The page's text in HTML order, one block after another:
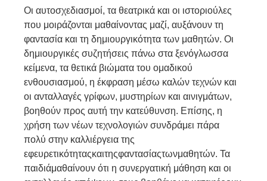
Οι αυτοσχεδιασμοί, τα θεατρικά και οι ιστοριούλες
που μοιράζονται μαθαίνοντας μαζί, αυξάνουν τη
φαντασία και τη δημιουργικότητα των μαθητών. Οι
δημιουργικές συζητήσεις πάνω στα ξενόγλωσσα
κείμενα, τα θετικά βιώματα του ομαδικού
ενθουσιασμού, η έκφραση μέσω καλών τεχνών και
οι ανταλλαγές γρίφων, μυστηρίων και αινιγμάτων,
βοηθούν προς αυτή την κατεύθυνση. Επίσης, η
χρήση των νέων τεχνολογιών συνδράμει πάρα
πολύ στην καλλιέργεια της
εφευρετικότηταςκαιτηςφαντασίαςτωνμαθητών. Τα
παιδιάμαθαίνουν ότι η συνεργατική μάθηση και οι